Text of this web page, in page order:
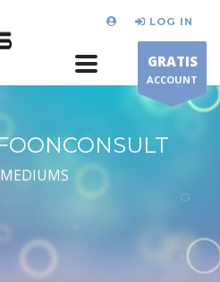
LOG IN
GRATIS
ACCOUNT